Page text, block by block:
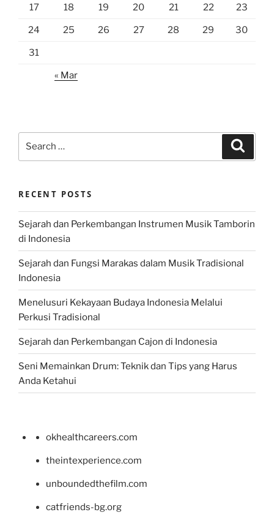
17 18 19 20 21 22 23
24 25 26 27 28 29 30
31
« Mar
RECENT POSTS
Sejarah dan Perkembangan Instrumen Musik Tamborin
di Indonesia
Sejarah dan Fungsi Marakas dalam Musik Tradisional
Indonesia
Menelusuri Kekayaan Budaya Indonesia Melalui
Perkusi Tradisional
Sejarah dan Perkembangan Cajon di Indonesia
Seni Memainkan Drum: Teknik dan Tips yang Harus
Anda Ketahui
okhealthcareers.com
theintexperience.com
unboundedthefilm.com
catfriends-bg.org